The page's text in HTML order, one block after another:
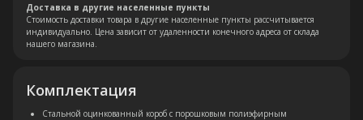
Доставка в другие населенные пункты
Стоимость доставки товара в другие населенные пункты рассчитывается
индивидуально. Цена зависит от удаленности конечного адреса от склада
нашего магазина.
Комплектация
Стальной оцинкованный короб с порошковым полиэфирным
Остались вопросы?